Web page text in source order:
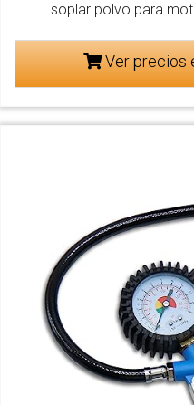
soplar polvo para
Ver precios